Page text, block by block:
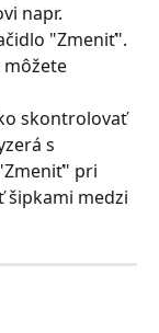
napr.
"Zmeniť".
môžete
skontrolovať
s
pri
šipkami medzi